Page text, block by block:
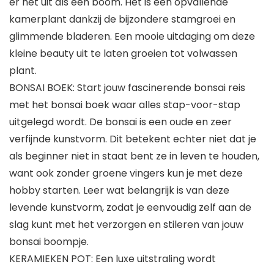
kamerplant dankzij de bijzondere stamgroei en
glimmende bladeren. Een mooie uitdaging om deze
kleine beauty uit te laten groeien tot volwassen
plant.
BONSAI BOEK: Start jouw fascinerende bonsai reis
met het bonsai boek waar alles stap-voor-stap
uitgelegd wordt. De bonsai is een oude en zeer
verfijnde kunstvorm. Dit betekent echter niet dat je
als beginner niet in staat bent ze in leven te houden,
want ook zonder groene vingers kun je met deze
hobby starten. Leer wat belangrijk is van deze
levende kunstvorm, zodat je eenvoudig zelf aan de
slag kunt met het verzorgen en stileren van jouw
bonsai boompje.
KERAMIEKEN POT: Een luxe uitstraling wordt